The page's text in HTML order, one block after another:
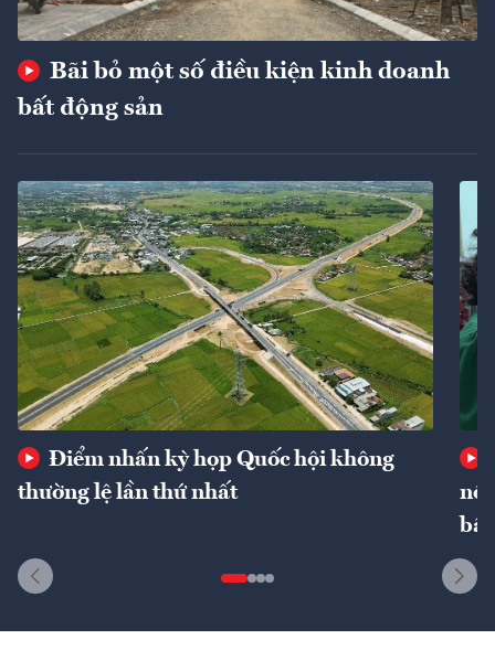
Bãi bỏ một số điều kiện kinh doanh
bất động sản
Điểm nhấn kỳ họp Quốc hội không
thường lệ lần thứ nhất